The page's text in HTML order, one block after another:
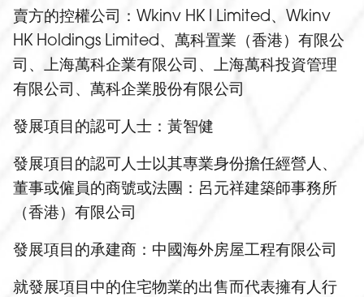
賣方的控權公司：Wkinv HK I Limited、Wkinv
HK Holdings Limited、萬科置業（香港）有限公
司、上海萬科企業有限公司、上海萬科投資管理
有限公司、萬科企業股份有限公司
發展項目的認可人士：黃智健
發展項目的認可人士以其專業身份擔任經營人、
董事或僱員的商號或法團：呂元祥建築師事務所
（香港）有限公司
發展項目的承建商：中國海外房屋工程有限公司
就發展項目中的住宅物業的出售而代表擁有人行